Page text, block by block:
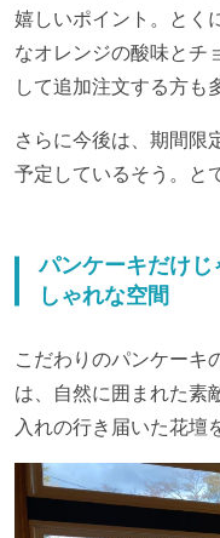
嬉しいポイント。とく
なオレンジの酸味と
して追加注文する方も
さらに今後は、期間限
予定しているそう。と
パンケーキだけ
しゃれな空間
こだわりのパンケーキ
は、自然に囲まれた素
入れの行き届いた花壇